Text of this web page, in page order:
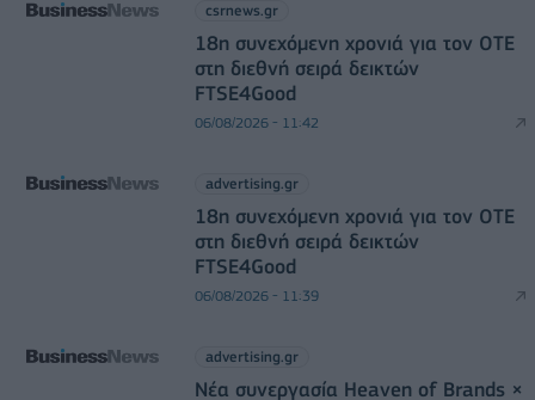
csrnews.gr
18η συνεχόμενη χρονιά για τον ΟΤΕ
στη διεθνή σειρά δεικτών
FTSE4Good
06/08/2026 - 11:42
advertising.gr
18η συνεχόμενη χρονιά για τον ΟΤΕ
στη διεθνή σειρά δεικτών
FTSE4Good
06/08/2026 - 11:39
advertising.gr
Νέα συνεργασία Heaven of Brands ×